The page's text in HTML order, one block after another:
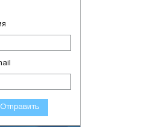
Отправить